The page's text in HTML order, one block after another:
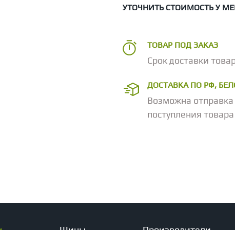
УТОЧНИТЬ СТОИМОСТЬ У
ТОВАР ПОД ЗАКАЗ
Срок доставки
ДОСТАВКА ПО РФ,
Возможна
поступления